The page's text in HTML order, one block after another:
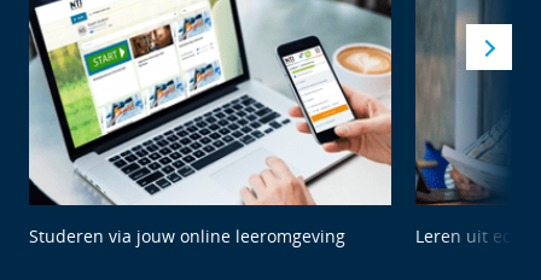
Studeren via jouw online leeromgeving Leren uit